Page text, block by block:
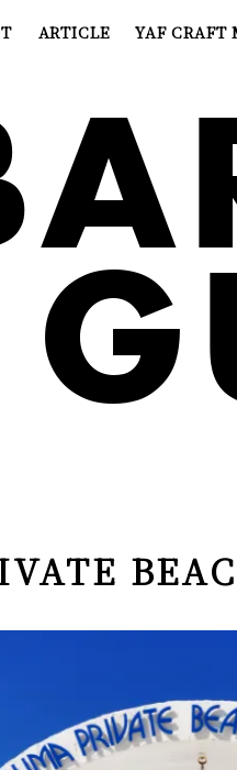
ARTICLE YAF CRAFT